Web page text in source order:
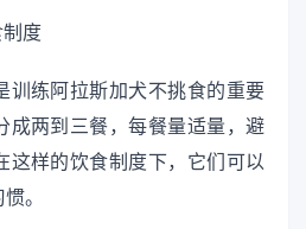
度
训练阿拉斯加犬不挑食的重要
成两到三餐，每餐量适量，避
这样的饮食制度下，它们可以
。